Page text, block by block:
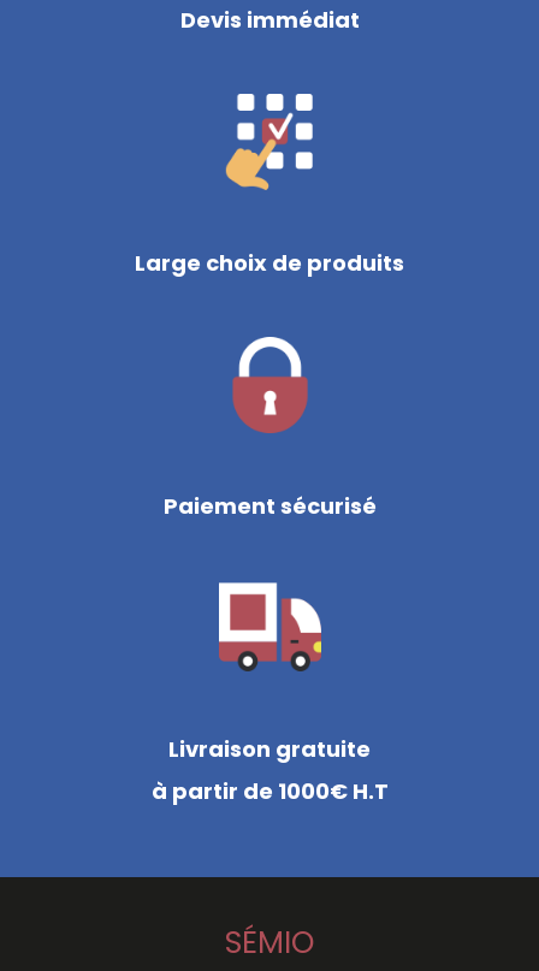
Devis immédiat
Large choix de produits
Paiement sécurisé
Livraison gratuite
à partir de 1000€ H.T
SÉMIO